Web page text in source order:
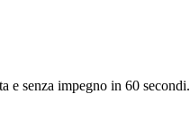
e senza impegno in 60 secondi.